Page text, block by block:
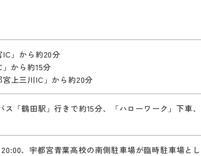
IC」から約20分
から約15分
上三川IC」から約20分
ス「鶴田駅」行きで約15分、「ハローワーク」下車、
、宇都宮青葉高校の南側駐車場が臨時駐車場とし